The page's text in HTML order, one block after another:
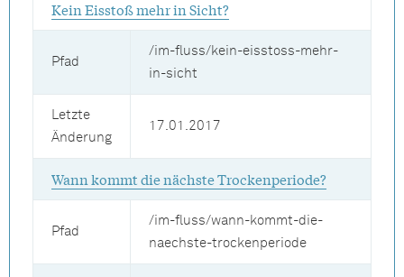
Kein Eisstoß mehr in Sicht?
Pfad
/im-fluss/kein-eisstoss-mehr-
in-sicht
Letzte
Änderung
17.01.2017
Wann kommt die nächste Trockenperiode?
Pfad
/im-fluss/wann-kommt-die-
naechste-trockenperiode